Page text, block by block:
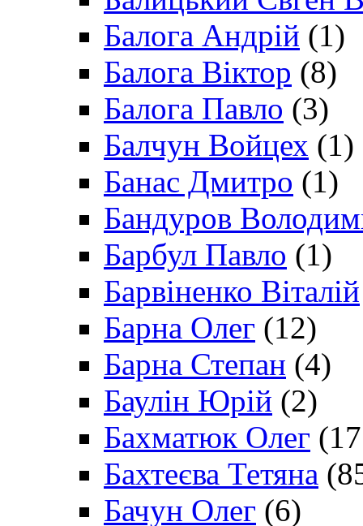
Балога Андрій (1)
Балога Віктор (8)
Балога Павло (3)
Балчун Войцех (1)
Банас Дмитро (1)
Бандуров
Барбул Павло (1)
Барвіненко Віталій
Барна Олег (12)
Барна Степан (4)
Баулін Юрій (2)
Бахматюк Олег
Бахтеєва Тетяна
Бачун Олег (6)